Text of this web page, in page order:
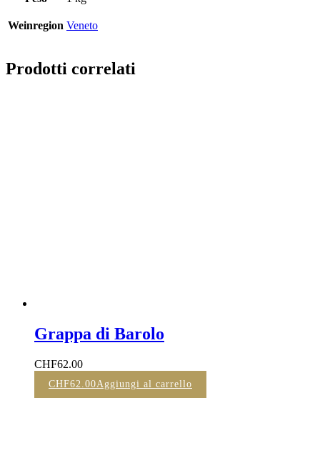
Weinregion Veneto
Prodotti correlati
Grappa di Barolo
CHF62.00
CHF62.00Aggiungi al carrello